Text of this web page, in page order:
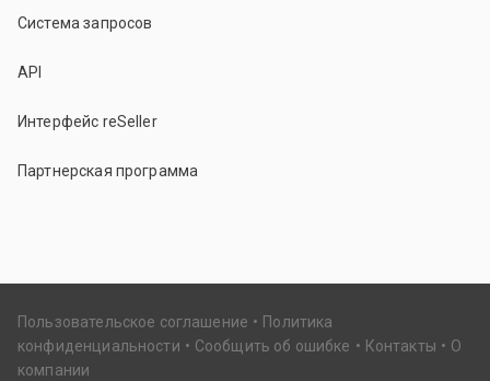
Система запросов
API
Интерфейс reSeller
Партнерская программа
Пользовательское соглашение
Политика
конфиденциальности
Сообщить об ошибке Контакты
О
компании